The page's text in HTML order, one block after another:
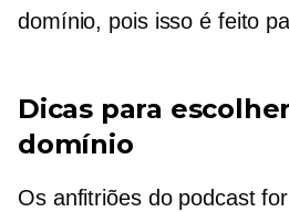
domínio, pois isso é feito
Dicas para
domínio
Os anfitriões do podcast